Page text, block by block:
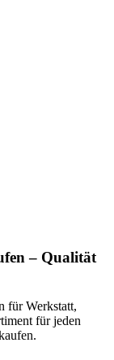
– Qualität
für Werkstatt,
für jeden